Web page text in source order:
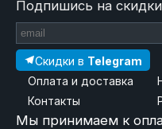
Подпишись на
Скидки в Telegram
Оплата и доставка
Контакты
Мы принимаем к